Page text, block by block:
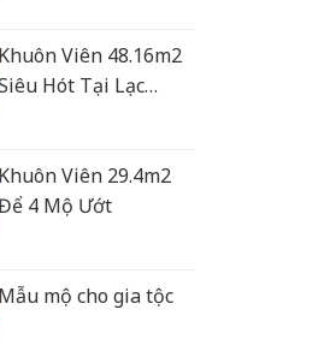
Khuôn Viên 48.16m2
Hót Tại Lạc
Khuôn Viên 29.4m2
4 Mộ Ướt
Mẫu mộ cho gia tộc